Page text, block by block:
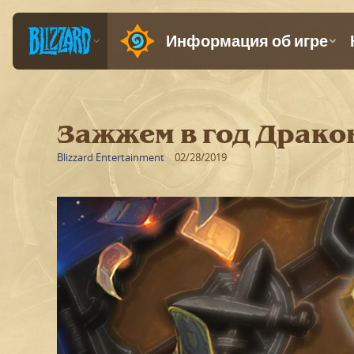
Зажжем в год
Blizzard Entertainment 02/28/2019